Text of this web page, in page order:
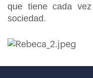
que tiene cada
sociedad.